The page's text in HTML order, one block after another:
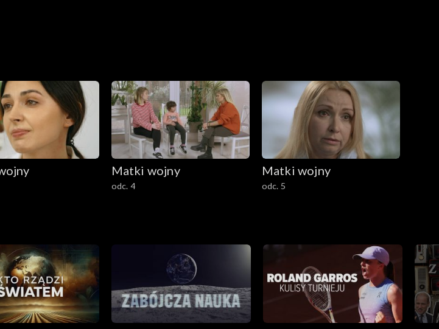
Matki wojny
odc. 4
Matki wojny
odc. 5